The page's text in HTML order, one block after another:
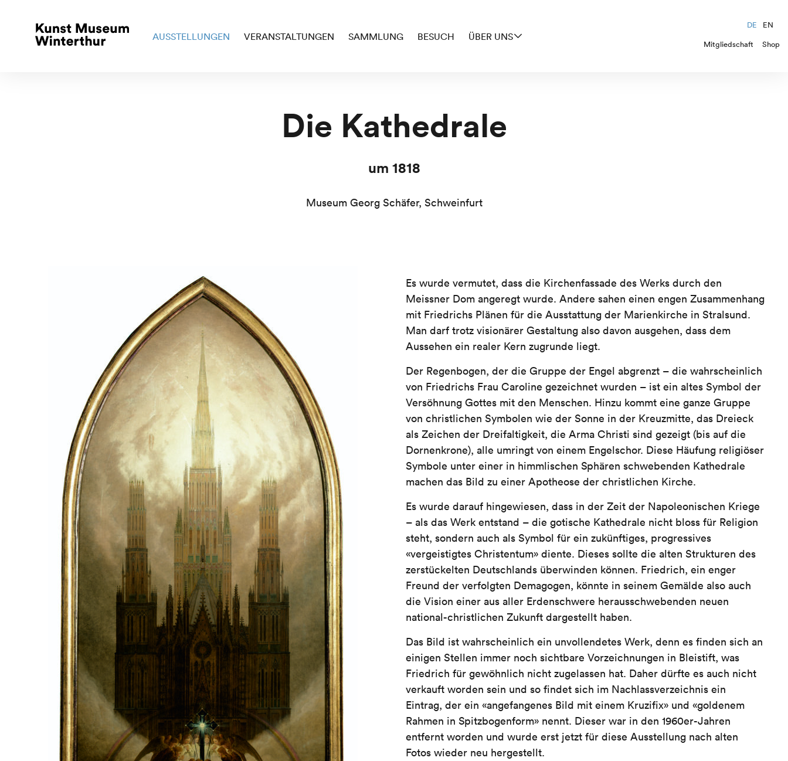
AUSSTELLUNGEN VERANSTALTUNGEN SAMMLUNG BESUCH ÜBER UNS
DE
EN
Mitgliedschaft
Shop
Die Kathedrale
um 1818
Museum Georg Schäfer, Schweinfurt
Es wurde vermutet, dass die Kirchenfassade des Werks durch den
Meissner Dom angeregt wurde. Andere sahen einen engen Zusammenhang
mit Friedrichs Plänen für die Ausstattung der Marienkirche in Stralsund.
Man darf trotz visionärer Gestaltung also davon ausgehen, dass dem
Aussehen ein realer Kern zugrunde liegt.
Der Regenbogen, der die Gruppe der Engel abgrenzt – die wahrscheinlich
von Friedrichs Frau Caroline gezeichnet wurden – ist ein altes Symbol der
Versöhnung Gottes mit den Menschen. Hinzu kommt eine ganze Gruppe
von christlichen Symbolen wie der Sonne in der Kreuzmitte, das Dreieck
als Zeichen der Dreifaltigkeit, die Arma Christi sind gezeigt (bis auf die
Dornenkrone), alle umringt von einem Engelschor. Diese Häufung religiöser
Symbole unter einer in himmlischen Sphären schwebenden Kathedrale
machen das Bild zu einer Apotheose der christlichen Kirche.
Es wurde darauf hingewiesen, dass in der Zeit der Napoleonischen Kriege
– als das Werk entstand – die gotische Kathedrale nicht bloss für Religion
steht, sondern auch als Symbol für ein zukünftiges, progressives
«vergeistigtes Christentum» diente. Dieses sollte die alten Strukturen des
zerstückelten Deutschlands überwinden können. Friedrich, ein enger
Freund der verfolgten Demagogen, könnte in seinem Gemälde also auch
die Vision einer aus aller Erdenschwere herausschwebenden neuen
national-christlichen Zukunft dargestellt haben.
Das Bild ist wahrscheinlich ein unvollendetes Werk, denn es finden sich an
einigen Stellen immer noch sichtbare Vorzeichnungen in Bleistift, was
Friedrich für gewöhnlich nicht zugelassen hat. Daher dürfte es auch nicht
verkauft worden sein und so findet sich im Nachlassverzeichnis ein
Eintrag, der ein «angefangenes Bild mit einem Kruzifix» und «goldenem
Rahmen in Spitzbogenform» nennt. Dieser war in den 1960er-Jahren
entfernt worden und wurde erst jetzt für diese Ausstellung nach alten
Fotos wieder neu hergestellt.